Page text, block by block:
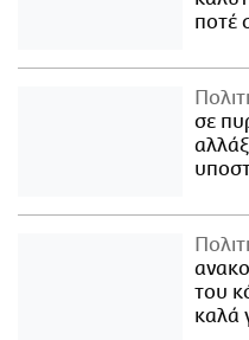
ποτέ
σε
του
καλά